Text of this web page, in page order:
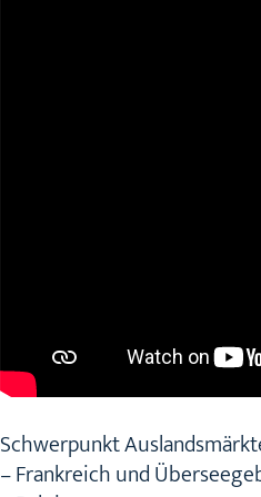
Schwerpunkt
– Frankreich und